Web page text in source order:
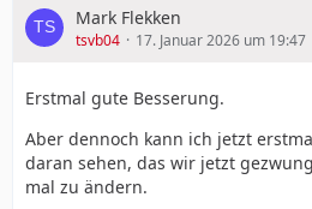
Mark Flekken
tsvb04 17. Januar 2026 um 19:47
Erstmal gute Besserung.
Aber dennoch kann ich jetzt
daran sehen, das wir jetzt
mal zu ändern.